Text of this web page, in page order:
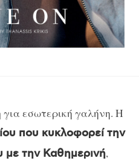
εσωτερική γαλήνη. Η
που κυκλοφορεί την
με την Καθημερινή,